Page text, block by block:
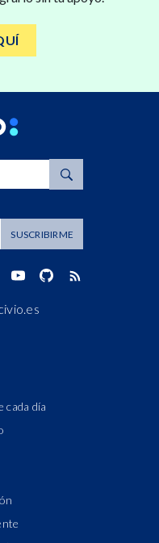
SUSCRIBIRME
cada día